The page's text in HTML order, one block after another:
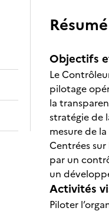
Objectifs
Le
pilotage
la
stratégie de
mesure de
Centrées
par un
un
Activités
Piloter